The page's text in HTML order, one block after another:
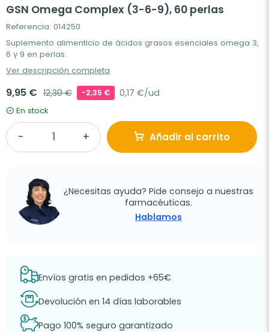
GSN Omega Complex (3-6-9), 60 perlas
Referencia: 014250
Suplemento alimenticio de ácidos grasos esenciales omega 3,
6 y 9 en perlas.
Ver descripción completa
9,95 € 12,30 € -2,35 € 0,17 €/ud
En stock
Añadir al carrito
¿Necesitas ayuda? Pide consejo a nuestras
farmacéuticas.
Hablamos
Envíos gratis en pedidos +65€
Devolución en 14 días laborables
Pago 100% seguro garantizado